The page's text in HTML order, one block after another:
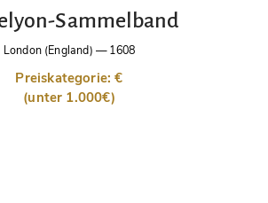
Sammelband
London (England) —1608
Preiskategorie: €
(unter 1.000€)